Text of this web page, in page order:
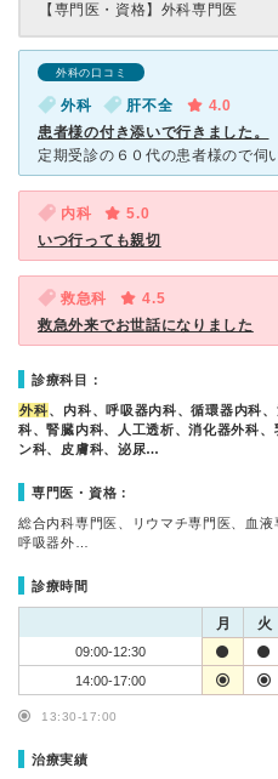
【専門医・資格】 外科専門医
外科の口コミ
外科 肝不全
4.0
患者様の付き添いで行きました。
内科
5.0
いつ行っても親切
救急科
4.5
救急外来でお世話になりました
診療科目：
外科、内科、呼吸器内科、循環器内科
科、腎臓内科、人工透析、消化器外科
ン科、皮膚科、泌尿…
専門医・資格：
総合内科専門医、リウマチ専門医、血液
呼吸器外…
診療時間
月 火
09:00-12:30
14:00-17:00
13:30-17:00
治療実績